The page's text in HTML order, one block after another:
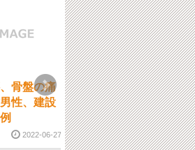
骨盤の痛
性、建設
2022-06-27
福井市 交通事故のケガ
2015-05-